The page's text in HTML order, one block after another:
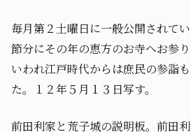
毎月第２土曜日に一般公開されて
節分にその年の恵方のお寺へお参
いわれ江戸時代からは庶民の参詣
た。１２年５月１３日写す。
前田利家と荒子城の説明板。前田